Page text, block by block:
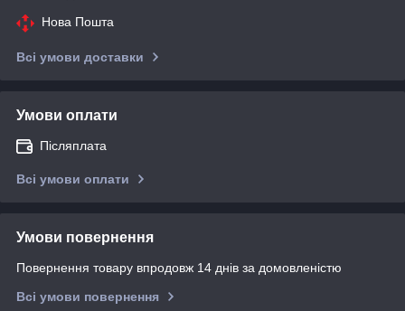
Нова Пошта
Всі умови доставки
Умови оплати
Післяплата
Всі умови оплати
Умови повернення
Повернення товару впродовж 14 днів за домовленістю
Всі умови повернення